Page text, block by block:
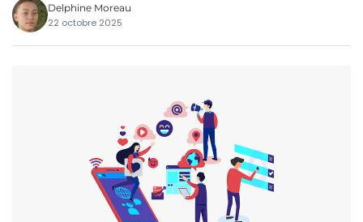
Delphine Moreau
22 octobre 2025